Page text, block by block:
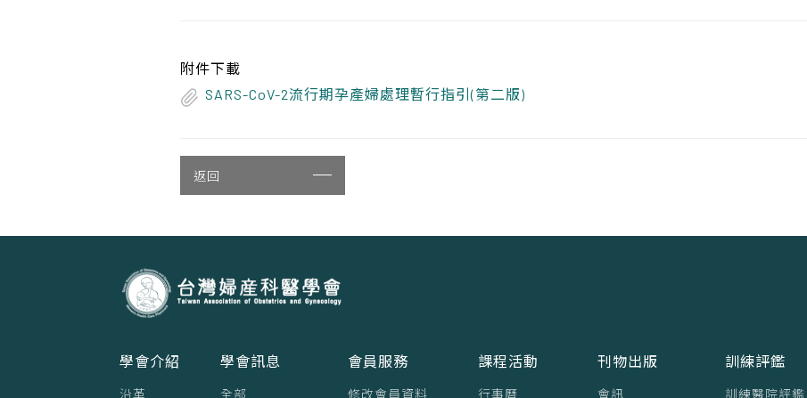
附件下載
SARS-CoV-2流行期孕產婦處理暫行指引(第二版)
返回
學會介紹
沿革
學會訊息
全部
會員服務
修改會員資料
課程活動
行事曆
刊物出版
會訊
訓練評鑑
訓練醫院評鑑